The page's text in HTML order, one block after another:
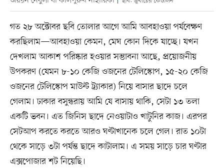
গত ২৮ অক্টোবর ছবি তোলার আগে আমি আবহাওয়া পর্যবেক্ষণ
করছিলাম—আবহাওয়া কেমন, মেঘ কোন দিকে যাচ্ছে। যখন
দেখলাম আকাশ পরিষ্কার হওয়ার সম্ভাবনা আছে, প্রয়োজনীয়
উপকরণ (যেমন ৮-১০ কেজি ওজনের টেলিস্কোপ, ১৫-২০ কেজি
ওজনের টেলিস্কোপ মাউন্ট ট্র্যাকার) নিয়ে বাসার ছাদে চলে
গেলাম। ঢাকার বসুন্ধরায় আমি যে বাসায় থাকি, সেটা ১৩ তলা
একটি ভবন। এত জিনিস ছাদে নেওয়াটাও খাটুনির কাজ। এরপর
সেটআপ করতে করতে আরও ঘণ্টাখানেক চলে গেল। রাত ১০টা
থেকে সাড়ে ৩টা পর্যন্ত ছাদে কাটালাম। এ সময় সাড়ে চার ঘণ্টার
এক্সপোজার শট নিয়েছি।